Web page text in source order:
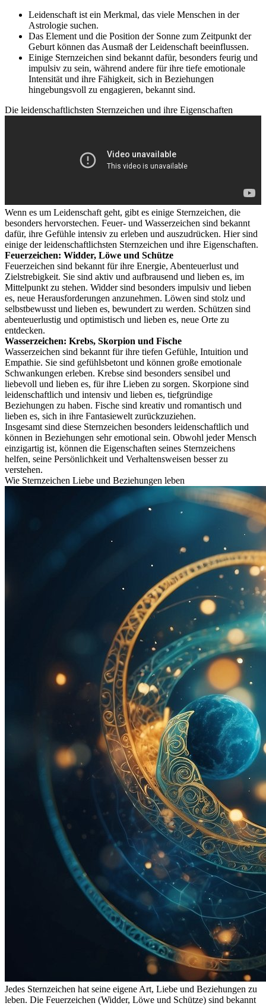
Leidenschaft ist ein Merkmal, das viele Menschen in der
Astrologie suchen.
Das Element und die Position der Sonne zum Zeitpunkt der
Geburt können das Ausmaß der Leidenschaft beeinflussen.
Einige Sternzeichen sind bekannt dafür, besonders feurig und
impulsiv zu sein, während andere für ihre tiefe emotionale
Intensität und ihre Fähigkeit, sich in Beziehungen
hingebungsvoll zu engagieren, bekannt sind.
Die leidenschaftlichsten Sternzeichen und ihre Eigenschaften
Wenn es um Leidenschaft geht, gibt es einige Sternzeichen, die
besonders hervorstechen. Feuer- und Wasserzeichen sind bekannt
dafür, ihre Gefühle intensiv zu erleben und auszudrücken. Hier sind
einige der leidenschaftlichsten Sternzeichen und ihre Eigenschaften.
Feuerzeichen: Widder, Löwe und Schütze
Feuerzeichen sind bekannt für ihre Energie, Abenteuerlust und
Zielstrebigkeit. Sie sind aktiv und aufbrausend und lieben es, im
Mittelpunkt zu stehen. Widder sind besonders impulsiv und lieben
es, neue Herausforderungen anzunehmen. Löwen sind stolz und
selbstbewusst und lieben es, bewundert zu werden. Schützen sind
abenteuerlustig und optimistisch und lieben es, neue Orte zu
entdecken.
Wasserzeichen: Krebs, Skorpion und Fische
Wasserzeichen sind bekannt für ihre tiefen Gefühle, Intuition und
Empathie. Sie sind gefühlsbetont und können große emotionale
Schwankungen erleben. Krebse sind besonders sensibel und
liebevoll und lieben es, für ihre Lieben zu sorgen. Skorpione sind
leidenschaftlich und intensiv und lieben es, tiefgründige
Beziehungen zu haben. Fische sind kreativ und romantisch und
lieben es, sich in ihre Fantasiewelt zurückzuziehen.
Insgesamt sind diese Sternzeichen besonders leidenschaftlich und
können in Beziehungen sehr emotional sein. Obwohl jeder Mensch
einzigartig ist, können die Eigenschaften seines Sternzeichens
helfen, seine Persönlichkeit und Verhaltensweisen besser zu
verstehen.
Wie Sternzeichen Liebe und Beziehungen leben
Jedes Sternzeichen hat seine eigene Art, Liebe und Beziehungen zu
leben. Die Feuerzeichen (Widder, Löwe und Schütze) sind bekannt